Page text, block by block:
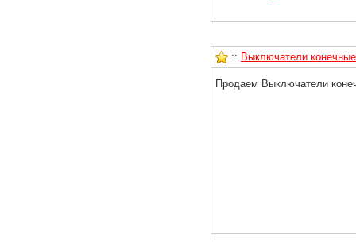
:: Выключатели
Продаем Выключатели